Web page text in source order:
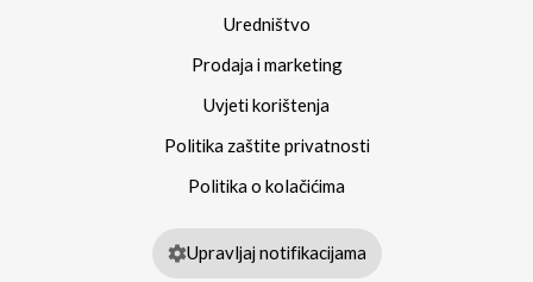
Uredništvo
Prodaja i marketing
Uvjeti korištenja
Politika zaštite privatnosti
Politika o kolačićima
Upravljaj notifikacijama